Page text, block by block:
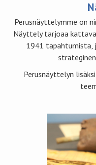
Perusnäyttelymme on
Näyttely tarjoaa
1941 tapahtumista,
Perusnäyttelyn